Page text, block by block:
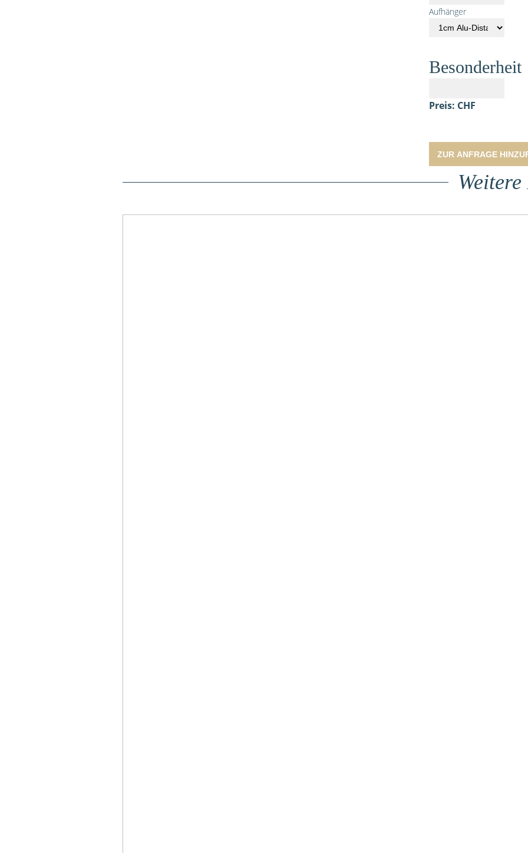
Aufhänger
Besonderheit
Preis: CHF
ZUR ANFRAGE